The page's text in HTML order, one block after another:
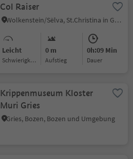
Col Raiser
Wolkenstein/Sëlva, St.Christina in Gröden, Dolomitenregion Gröden
Leicht
Schwierigkeitsgrad
0 m
Aufstieg
0h:09 Min
Dauer
Krippenmuseum Kloster
Muri Gries
Gries, Bozen, Bozen und Umgebung